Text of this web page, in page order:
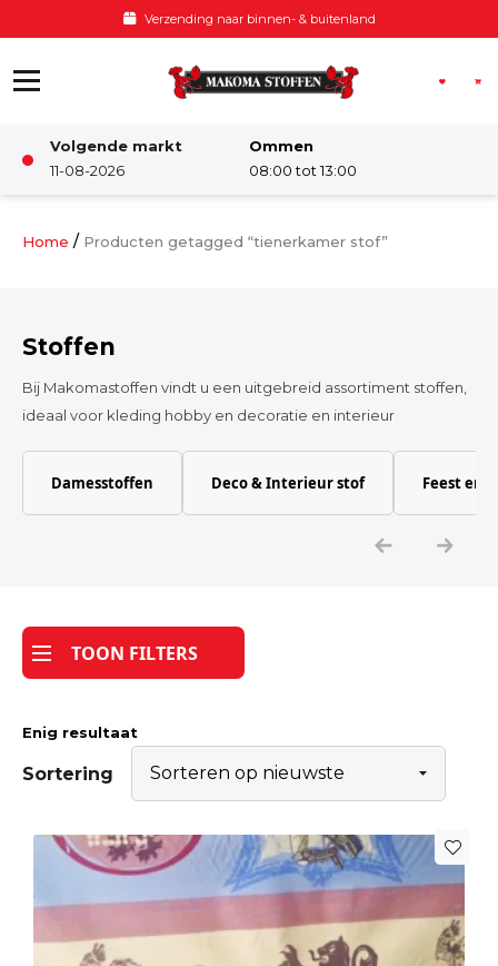
Verzending naar binnen- & buitenland
Volgende markt
11-08-2026
Ommen
08:00 tot 13:00
Damesstoffen
Katoen
Tijdpakker stof
Home / Producten getagged “tienerkamer stof”
Stoffen
Bij Makomastoffen vindt u een uitgebreid assortiment stoffen,
ideaal voor kleding hobby en decoratie en interieur
Damesstoffen Deco & Interieur stof Feest en
TOON FILTERS
Enig resultaat
Sortering